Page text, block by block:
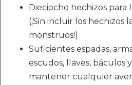
Dieciocho hechizos para
(¡Sin incluir los hechizos
monstruos!)
Suficientes espadas,
escudos, llaves, báculos
mantener cualquier